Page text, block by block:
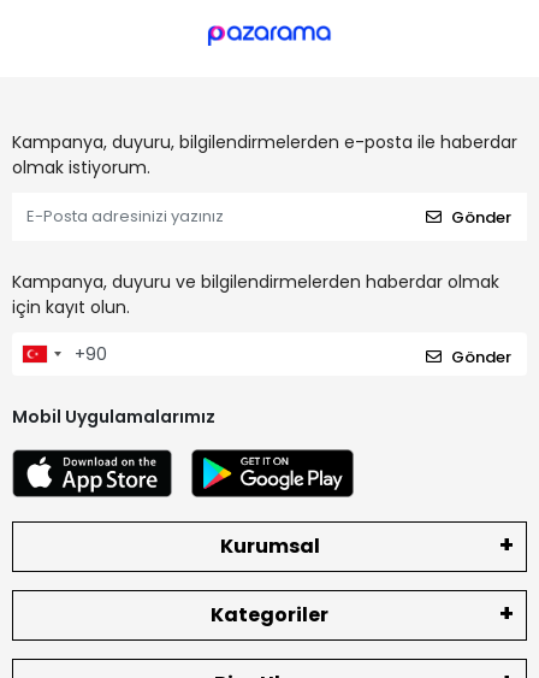
Kampanya, duyuru, bilgilendirmelerden e-posta ile haberdar
olmak istiyorum.
Gönder
Kampanya, duyuru ve bilgilendirmelerden haberdar olmak
için kayıt olun.
Gönder
Mobil Uygulamalarımız
Kurumsal
Kategoriler